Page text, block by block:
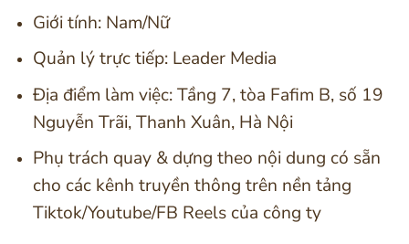
Giới tính: Nam/Nữ
Quản lý trực tiếp: Leader Media
Địa điểm làm việc: Tầng 7, tòa Fafim B, số 19
Nguyễn Trãi, Thanh Xuân, Hà Nội
Phụ trách quay & dựng theo nội dung có sẵn
cho các kênh truyền thông trên nền tảng
Tiktok/Youtube/FB Reels của công ty